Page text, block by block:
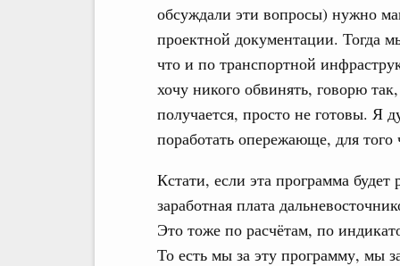
обсуждали эти вопросы) нужно
проектной документации. Тогда
что и по транспортной
хочу никого обвинять, говорю
получается, просто не готовы. Я
поработать опережающе, для
Кстати, если эта программа
заработная плата
Это тоже по расчётам, по
То есть мы за эту программу, мы